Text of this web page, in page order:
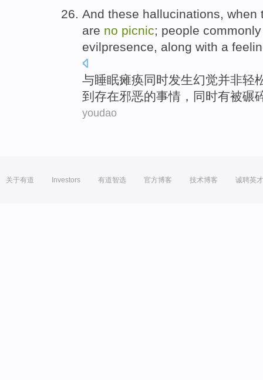
And these hallucinations, when
are no picnic; people commonly
evilpresence, along with a
与睡眠瘫痪同时发生幻觉并非轻
到存在邪恶的事情， 同时有被碾
youdao
关于有道 Investors 有道智选 官方博客 技术博客 诚聘英才